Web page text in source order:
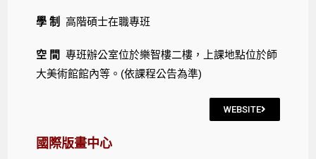
學 制 高階碩士在職專班
空 間 專班辦公室位於樂智樓二樓，上課地點位於師
大美術館館內等。(依課程公告為準)
WEBSITE
國際版畫中心